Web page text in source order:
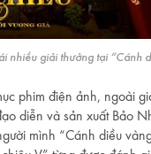
nhiều giải thưởng tại “Cánh
phim điện ảnh, ngoài
diễn và sản xuất Bảo
mình “Cánh diều